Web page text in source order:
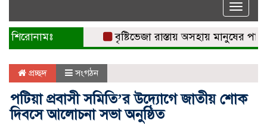
Toggle
শিরোনামঃ বৃষ্টিভেজা রাস্তায় অসহায় মানুষের পাশে
প্রচ্ছদ সংগঠন
পটিয়া প্রবাসী সমিতি’র উদ্যোগে জাতীয় শোক
দিবসে আলোচনা সভা অনুষ্ঠিত